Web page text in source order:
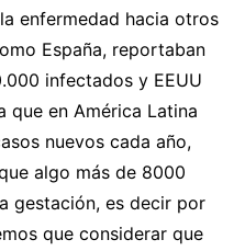
enfermedad hacia otros
España, reportaban
infectados y EEUU
que en América Latina
nuevos cada año,
algo más de 8000
gestación, es decir por
que considerar que